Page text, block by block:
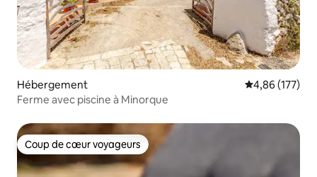
Hébergement Évaluation
4,86 (177)
Ferme avec piscine à Minorque
Coup de cœur voyageurs
Coup de cœur voyageurs